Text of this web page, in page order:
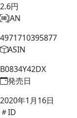
2.6円
JAN
4971710395877
ASIN
B0834Y42DX
発売日
2020年1月16日
ID